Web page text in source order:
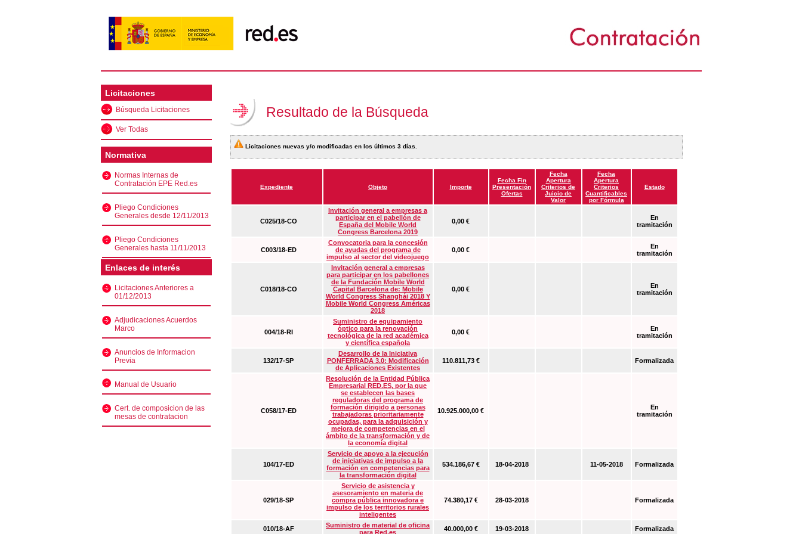
Licitaciones
Búsqueda Licitaciones
Ver Todas
Normativa
Normas Internas de
Contratación EPE Red.es
Pliego Condiciones
Generales desde 12/11/2013
Pliego Condiciones
Generales hasta 11/11/2013
Enlaces de interés
Licitaciones Anteriores a
01/12/2013
Adjudicaciones Acuerdos
Marco
Anuncios de Informacion
Previa
Manual de Usuario
Cert. de composicion de las
mesas de contratacion
Resultado de la Búsqueda
Licitaciones nuevas y/o modificadas en los últimos 3 días.
Expediente Objeto Importe
Fecha Fin
Presentación
Ofertas
Fecha
Apertura
Criterios de
Juicio de
Valor
Fecha
Apertura
Criterios
Cuantificables
por Fórmula
Estado
C025/18-CO
Invitación general a empresas a
participar en el pabellón de
España del Mobile World
Congress Barcelona 2019
0,00 €
En
tramitación
C003/18-ED
Convocatoria para la concesión
de ayudas del programa de
impulso al sector del videojuego
0,00 €
En
tramitación
C018/18-CO
Invitación general a empresas
para participar en los pabellones
de la Fundación Mobile World
Capital Barcelona de: Mobile
World Congress Shanghái 2018 Y
Mobile World Congress Américas
2018
0,00 €
En
tramitación
004/18-RI
Suministro de equipamiento
óptico para la renovación
tecnológica de la red académica
y científica española
0,00 €
En
tramitación
132/17-SP
Desarrollo de la Iniciativa
PONFERRADA 3.0: Modificación
de Aplicaciones Existentes
110.811,73 € Formalizada
C058/17-ED
Resolución de la Entidad Pública
Empresarial RED.ES, por la que
se establecen las bases
reguladoras del programa de
formación dirigido a personas
trabajadoras prioritariamente
ocupadas, para la adquisición y
mejora de competencias en el
ámbito de la transformación y de
la economía digital
10.925.000,00 €
En
tramitación
104/17-ED
Servicio de apoyo a la ejecución
de iniciativas de impulso a la
formación en competencias para
la transformación digital
534.186,67 € 18-04-2018 11-05-2018 Formalizada
029/18-SP
Servicio de asistencia y
asesoramiento en materia de
compra pública innovadora e
impulso de los territorios rurales
inteligentes
74.380,17 € 28-03-2018 Formalizada
010/18-AF
Suministro de material de oficina
para Red.es
40.000,00 € 19-03-2018 Formalizada